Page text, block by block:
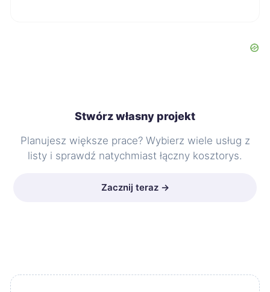
Stwórz własny projekt
Planujesz większe prace? Wybierz wiele usług z
listy i sprawdź natychmiast łączny kosztorys.
Zacznij teraz →